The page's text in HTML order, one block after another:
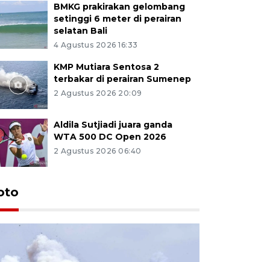
BMKG prakirakan gelombang
setinggi 6 meter di perairan
selatan Bali
4 Agustus 2026 16:33
KMP Mutiara Sentosa 2
terbakar di perairan Sumenep
2 Agustus 2026 20:09
Aldila Sutjiadi juara ganda
WTA 500 DC Open 2026
2 Agustus 2026 06:40